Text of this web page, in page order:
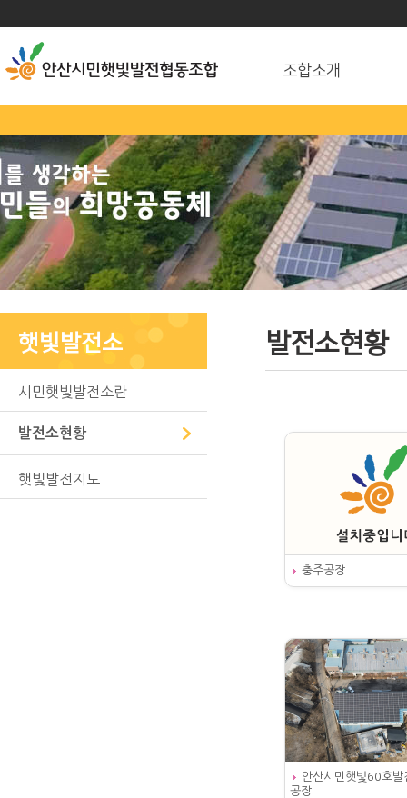
햇빛발전소
시민햇빛발전소란
발전소현황
햇빛발전지도
조합소개
발전소현황
충주공장
안산시민햇빛60호발
공장